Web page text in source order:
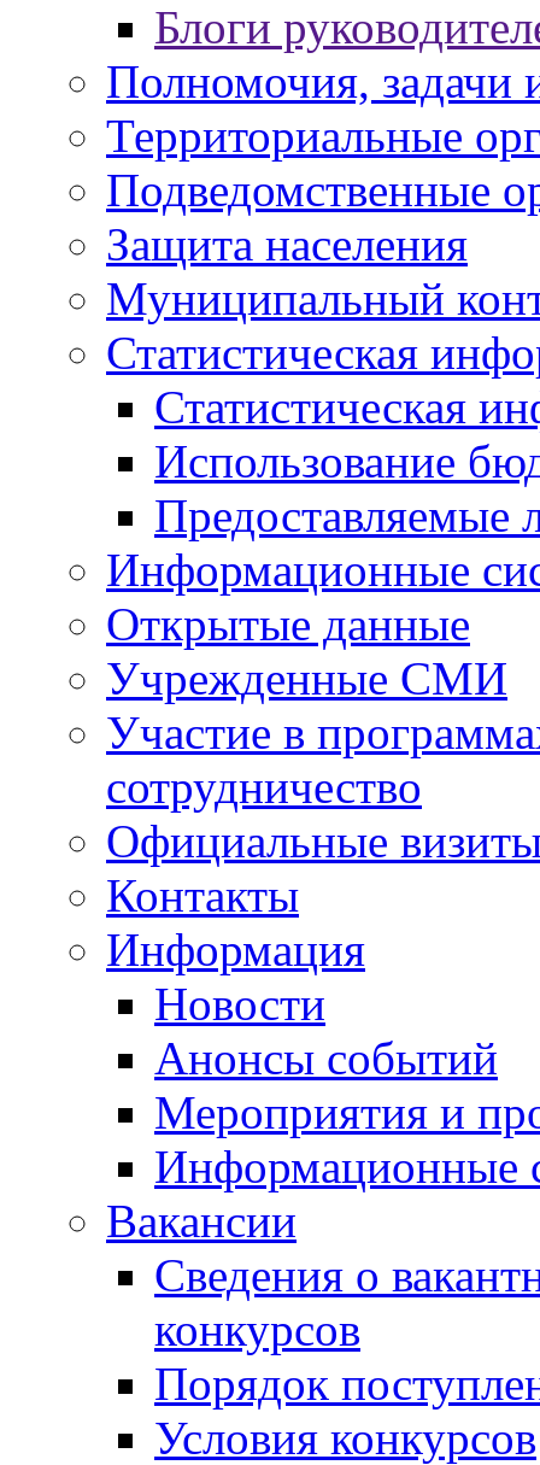
Блоги
Полномочия, задачи
Территориальные
Подведомственные
Защита населения
Муниципальный
Статистическая
Статистическая
Использование
Предоставляемые
Информационные
Открытые данные
Учрежденные СМИ
Участие в
сотрудничество
Официальные
Контакты
Информация
Новости
Анонсы событий
Мероприятия и
Информационные
Вакансии
Сведения о
конкурсов
Порядок
Условия конкурсов